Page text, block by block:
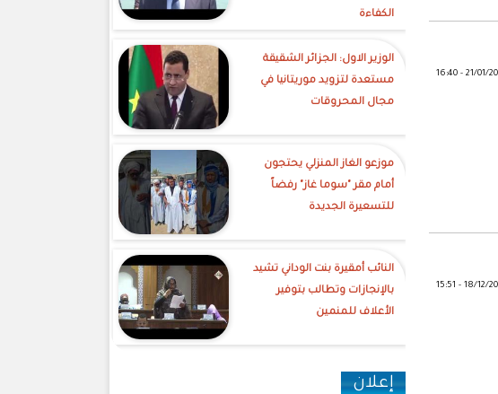
الكفاءة
الوزير الاول: الجزائر الشقيقة
مستعدة لتزويد موريتانيا في
مجال المحروقات
موزعو الغاز المنزلي يحتجون
أمام مقر "سوما غاز" رفضاً
للتسعيرة الجديدة
النائب أمقيرة بنت الوداني تشيد
بالإنجازات وتطالب بتوفير
الأعلاف للمنمين
إعلان